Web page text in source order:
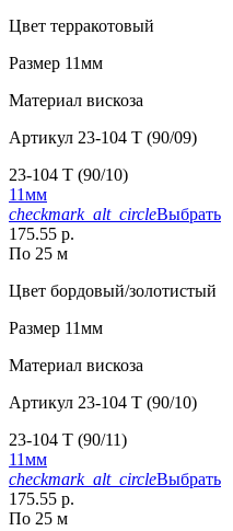
Цвет терракотовый
Размер 11мм
Материал вискоза
Артикул 23-104 T (90/09)
23-104 T (90/10)
11мм
checkmark_alt_circleВыбрать
175.55 р.
По 25 м
Цвет бордовый/золотистый
Размер 11мм
Материал вискоза
Артикул 23-104 T (90/10)
23-104 T (90/11)
11мм
checkmark_alt_circleВыбрать
175.55 р.
По 25 м